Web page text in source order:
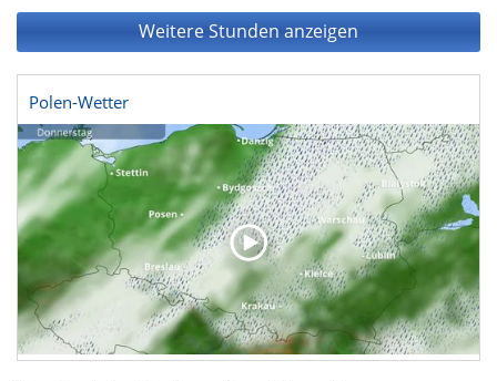
Weitere Stunden anzeigen
Polen-Wetter